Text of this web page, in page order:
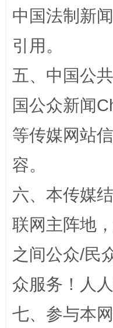
漫山遍野的桃花与雪山
招工难、用工
中国法制新
引用。
五、中国公
国公众新闻
等传媒网站
容。
六、本传媒
联网主阵地
之间公众/民
众服务！人
七、参与本